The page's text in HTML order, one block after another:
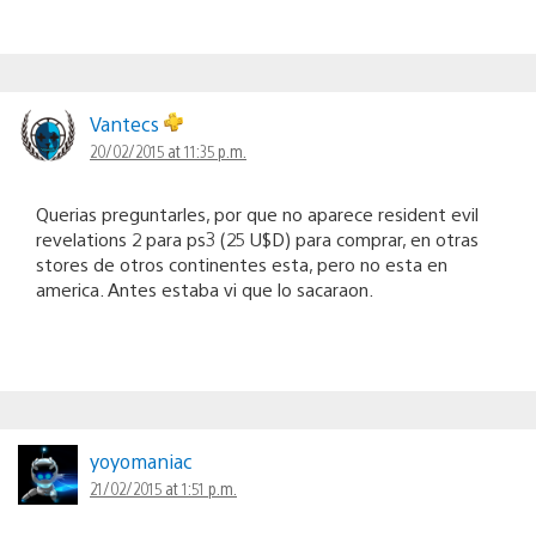
Vantecs
20/02/2015 at 11:35 p.m.
Querias preguntarles, por que no aparece resident evil
revelations 2 para ps3 (25 U$D) para comprar, en otras
stores de otros continentes esta, pero no esta en
america. Antes estaba vi que lo sacaraon.
yoyomaniac
21/02/2015 at 1:51 p.m.